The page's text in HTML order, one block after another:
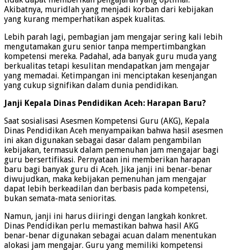
Akibatnya, muridlah yang menjadi korban dari kebijakan
yang kurang memperhatikan aspek kualitas.
Lebih parah lagi, pembagian jam mengajar sering kali lebih
mengutamakan guru senior tanpa mempertimbangkan
kompetensi mereka. Padahal, ada banyak guru muda yang
berkualitas tetapi kesulitan mendapatkan jam mengajar
yang memadai. Ketimpangan ini menciptakan kesenjangan
yang cukup signifikan dalam dunia pendidikan.
Janji Kepala Dinas Pendidikan Aceh: Harapan Baru?
Saat sosialisasi Asesmen Kompetensi Guru (AKG), Kepala
Dinas Pendidikan Aceh menyampaikan bahwa hasil asesmen
ini akan digunakan sebagai dasar dalam pengambilan
kebijakan, termasuk dalam pemenuhan jam mengajar bagi
guru bersertifikasi. Pernyataan ini memberikan harapan
baru bagi banyak guru di Aceh. Jika janji ini benar-benar
diwujudkan, maka kebijakan pemenuhan jam mengajar
dapat lebih berkeadilan dan berbasis pada kompetensi,
bukan semata-mata senioritas.
Namun, janji ini harus diiringi dengan langkah konkret.
Dinas Pendidikan perlu memastikan bahwa hasil AKG
benar-benar digunakan sebagai acuan dalam menentukan
alokasi jam mengajar. Guru yang memiliki kompetensi